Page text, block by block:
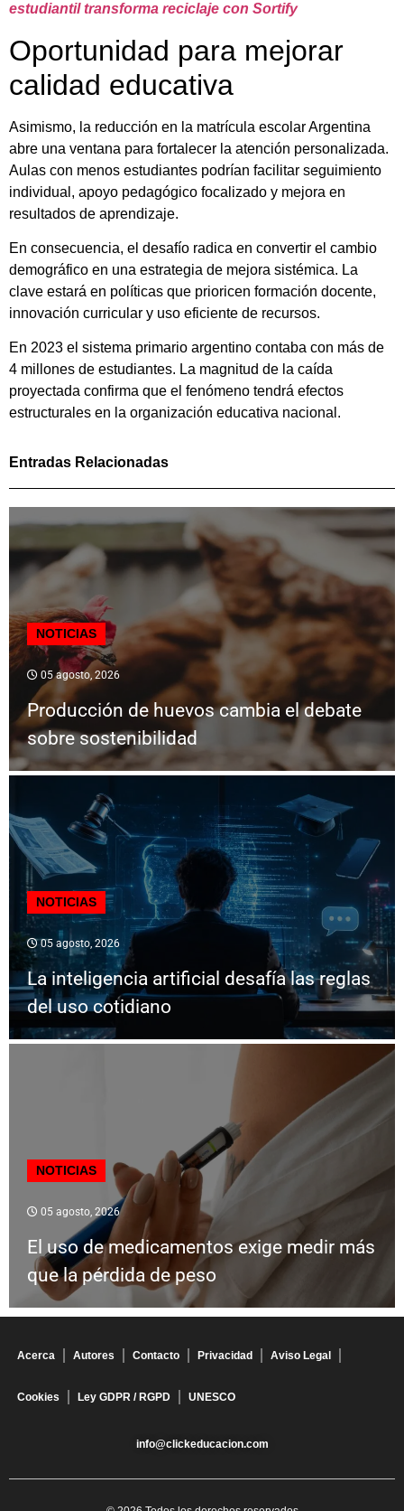
estudiantil transforma reciclaje con Sortify
Oportunidad para mejorar
calidad educativa
Asimismo, la reducción en la matrícula escolar Argentina
abre una ventana para fortalecer la atención personalizada.
Aulas con menos estudiantes podrían facilitar seguimiento
individual, apoyo pedagógico focalizado y mejora en
resultados de aprendizaje.
En consecuencia, el desafío radica en convertir el cambio
demográfico en una estrategia de mejora sistémica. La
clave estará en políticas que prioricen formación docente,
innovación curricular y uso eficiente de recursos.
En 2023 el sistema primario argentino contaba con más de
4 millones de estudiantes. La magnitud de la caída
proyectada confirma que el fenómeno tendrá efectos
estructurales en la organización educativa nacional.
Entradas Relacionadas
NOTICIAS
05 agosto, 2026
Producción de huevos cambia el debate
sobre sostenibilidad
NOTICIAS
05 agosto, 2026
La inteligencia artificial desafía las reglas
del uso cotidiano
NOTICIAS
05 agosto, 2026
El uso de medicamentos exige medir más
que la pérdida de peso
Acerca Autores Contacto Privacidad Aviso Legal
Cookies Ley GDPR / RGPD UNESCO
info@clickeducacion.com